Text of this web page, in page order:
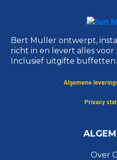
Bert Muller ontwerpt,
richt in en levert alles voor
Inclusief uitgifte buffetten.
Algemene
Privacy
Over